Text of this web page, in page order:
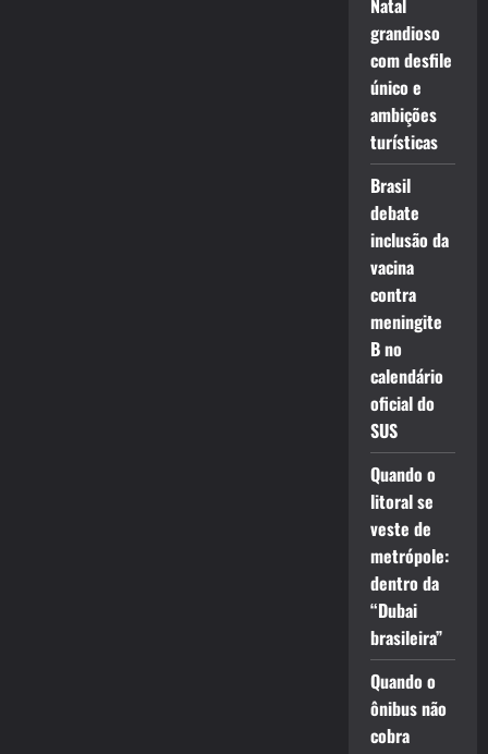
Natal
grandioso
com desfile
único e
ambições
turísticas
Brasil
debate
inclusão da
vacina
contra
meningite
B no
calendário
oficial do
SUS
Quando o
litoral se
veste de
metrópole:
dentro da
“Dubai
brasileira”
Quando o
ônibus não
cobra